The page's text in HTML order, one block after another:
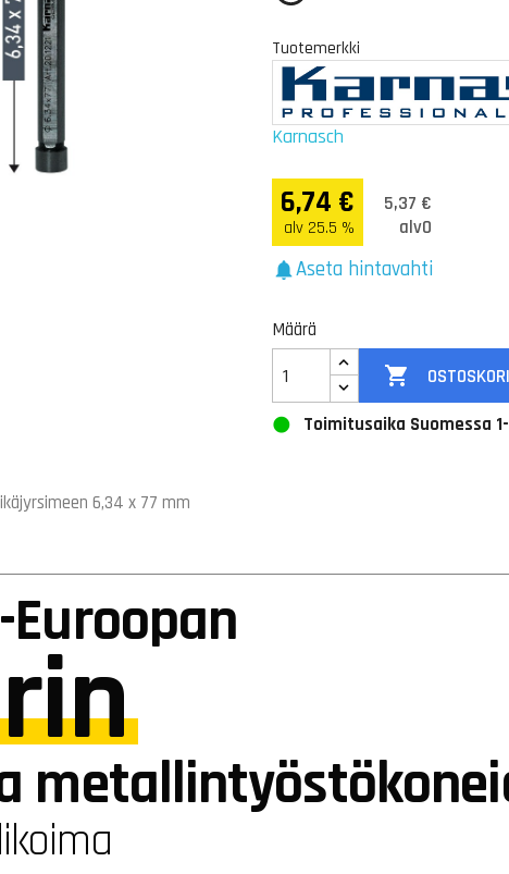
Tuotemerkki
Karnasch
6,74 €
alv 25.5 %
5,37 €
alv0
notificationsAseta hintavahti
Määrä

Toimitusaika Suomessa
6,34 x 77 mm